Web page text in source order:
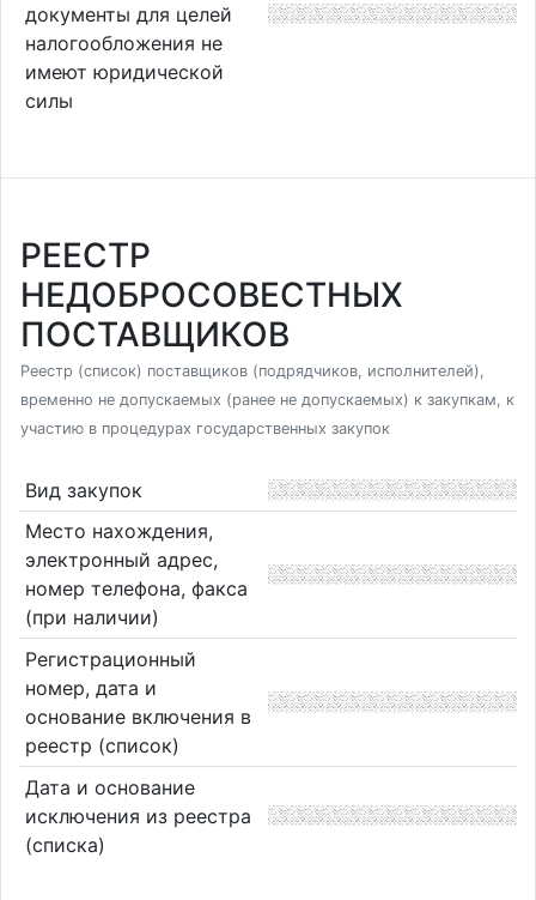
документы для целей
налогообложения не
имеют юридической
силы
РЕЕСТР
НЕДОБРОСОВЕСТНЫХ
ПОСТАВЩИКОВ
Реестр (список) поставщиков (подрядчиков, исполнителей),
временно не допускаемых (ранее не допускаемых) к закупкам, к
участию в процедурах государственных закупок
Вид закупок
Место нахождения,
электронный адрес,
номер телефона, факса
(при наличии)
Регистрационный
номер, дата и
основание включения в
реестр (список)
Дата и основание
исключения из реестра
(списка)